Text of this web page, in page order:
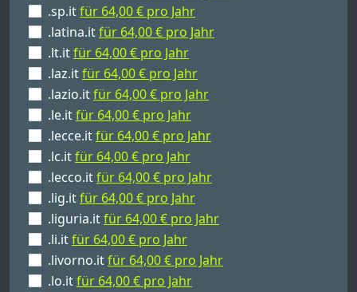
.sp.itfür 64,00 € pro Jahr
.latina.itfür 64,00 € pro Jahr
.lt.itfür 64,00 € pro Jahr
.laz.itfür 64,00 € pro Jahr
.lazio.itfür 64,00 € pro Jahr
.le.itfür 64,00 € pro Jahr
.lecce.itfür 64,00 € pro Jahr
.lc.itfür 64,00 € pro Jahr
.lecco.itfür 64,00 € pro Jahr
.lig.itfür 64,00 € pro Jahr
.liguria.itfür 64,00 € pro Jahr
.li.itfür 64,00 € pro Jahr
.livorno.itfür 64,00 € pro Jahr
.lo.itfür 64,00 € pro Jahr